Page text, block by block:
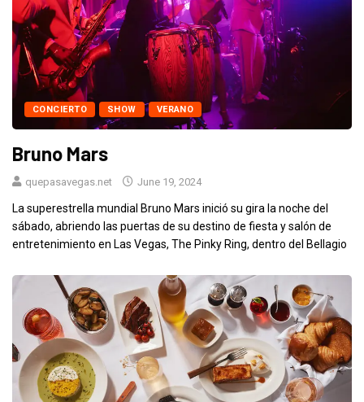
CONCIERTO SHOW VERANO
Bruno Mars
quepasavegas.net June 19, 2024
La superestrella mundial Bruno Mars inició su gira la noche del
sábado, abriendo las puertas de su destino de fiesta y salón de
entretenimiento en Las Vegas, The Pinky Ring, dentro del Bellagio